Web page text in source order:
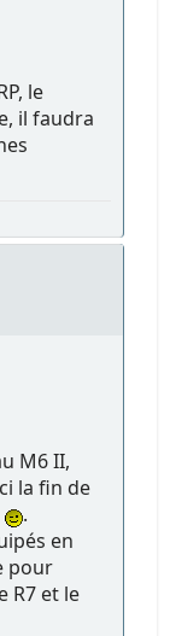
le
il faudra
M6 II,
la fin de
.
en
pour
R7 et le